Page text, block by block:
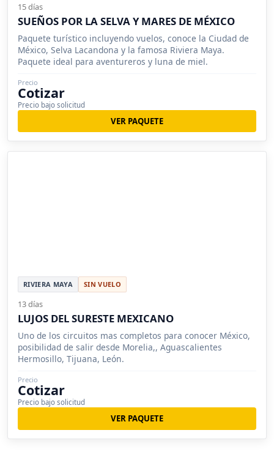
15 días
SUEÑOS POR LA SELVA Y MARES DE MÉXICO
Paquete turístico incluyendo vuelos, conoce la Ciudad de
México, Selva Lacandona y la famosa Riviera Maya.
Paquete ideal para aventureros y luna de miel.
Precio
Cotizar
Precio bajo solicitud
VER PAQUETE
RIVIERA MAYA SIN VUELO
13 días
LUJOS DEL SURESTE MEXICANO
Uno de los circuitos mas completos para conocer México,
posibilidad de salir desde Morelia,, Aguascalientes
Hermosillo, Tijuana, León.
Precio
Cotizar
Precio bajo solicitud
VER PAQUETE